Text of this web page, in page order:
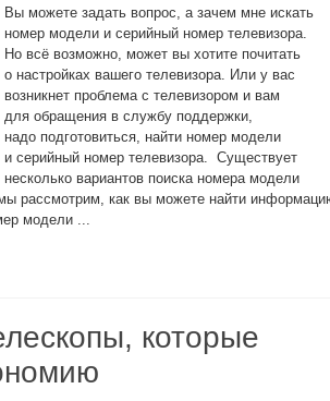
Вы можете задать вопрос, а зачем мне искать
номер модели и серийный номер телевизора.
Но всё возможно, может вы хотите почитать
о настройках вашего телевизора. Или у вас
возникнет проблема с телевизором и вам
для обращения в службу поддержки,
надо подготовиться, найти номер модели
и серийный номер телевизора. Существует
несколько вариантов поиска номера модели
рассмотрим, как вы можете найти
модели ...
которые